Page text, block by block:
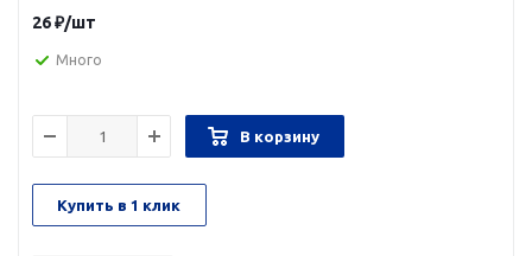
26₽/шт
Много
В корзину
Купить в 1 клик